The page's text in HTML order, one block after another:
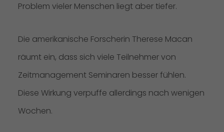
Problem vieler Menschen liegt aber tiefer.
Die amerikanische Forscherin Therese Macan
räumt ein, dass sich viele Teilnehmer von
Zeitmanagement Seminaren besser fühlen.
Diese Wirkung verpuffe allerdings nach wenigen
Wochen.